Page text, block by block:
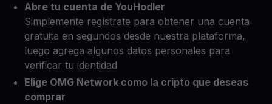
Abre tu cuenta de YouHodler
Simplemente regístrate para obtener una cuenta
gratuita en segundos desde nuestra plataforma,
luego agrega algunos datos personales para
verificar tu identidad
Elige OMG Network como la cripto que deseas
comprar